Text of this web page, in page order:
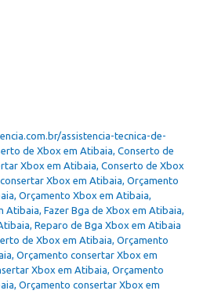
assistencia-tecnica-de-
de Xbox em Atibaia, Conserto de
Xbox em Atibaia, Conserto de Xbox
Xbox em Atibaia, Orçamento
Orçamento Xbox em Atibaia,
Atibaia, Fazer Bga de Xbox em Atibaia,
Reparo de Bga Xbox em Atibaia
de Xbox em Atibaia, Orçamento
Orçamento consertar Xbox em
Xbox em Atibaia, Orçamento
Orçamento consertar Xbox em